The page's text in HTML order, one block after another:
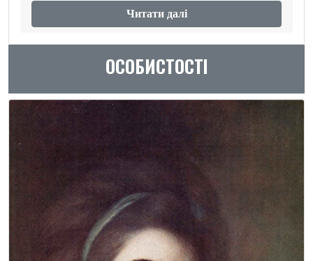
Читати далі
ОСОБИСТОСТІ